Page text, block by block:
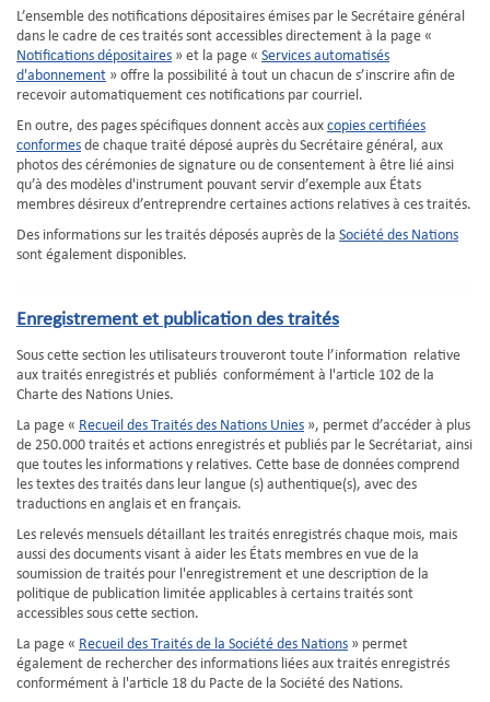
L’ensemble des notifications dépositaires émises par le Secrétaire général
dans le cadre de ces traités sont accessibles directement à la page «
Notifications dépositaires » et la page « Services automatisés
d'abonnement » offre la possibilité à tout un chacun de s’inscrire afin de
recevoir automatiquement ces notifications par courriel.
En outre, des pages spécifiques donnent accès aux copies certifiées
conformes de chaque traité déposé auprès du Secrétaire général, aux
photos des cérémonies de signature ou de consentement à être lié ainsi
qu’à des modèles d'instrument pouvant servir d’exemple aux États
membres désireux d’entreprendre certaines actions relatives à ces traités.
Des informations sur les traités déposés auprès de la Société des Nations
sont également disponibles.
Enregistrement et publication des traités
Sous cette section les utilisateurs trouveront toute l’information relative
aux traités enregistrés et publiés conformément à l'article 102 de la
Charte des Nations Unies.
La page « Recueil des Traités des Nations Unies », permet d’accéder à plus
de 250.000 traités et actions enregistrés et publiés par le Secrétariat, ainsi
que toutes les informations y relatives. Cette base de données comprend
les textes des traités dans leur langue (s) authentique(s), avec des
traductions en anglais et en français.
Les relevés mensuels détaillant les traités enregistrés chaque mois, mais
aussi des documents visant à aider les États membres en vue de la
soumission de traités pour l'enregistrement et une description de la
politique de publication limitée applicables à certains traités sont
accessibles sous cette section.
La page « Recueil des Traités de la Société des Nations » permet
également de rechercher des informations liées aux traités enregistrés
conformément à l'article 18 du Pacte de la Société des Nations.